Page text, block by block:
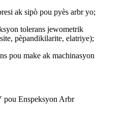
ak sipò pou pyès arbr yo;
tolerans jewometrik
pèpandikilarite, elatriye);
pou make ak machinasyon